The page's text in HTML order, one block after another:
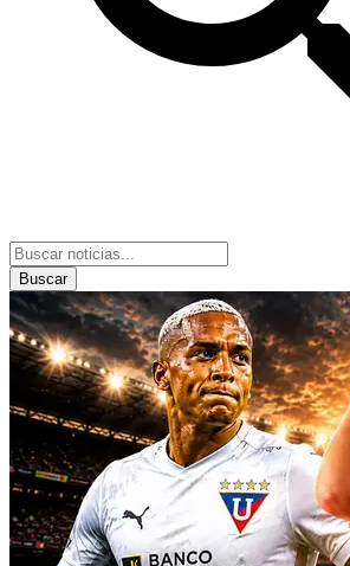
Buscar